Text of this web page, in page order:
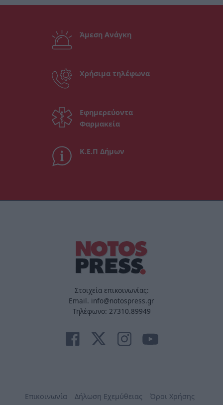
Άμεση Ανάγκη
Χρήσιμα τηλέφωνα
Εφημερεύοντα
Φαρμακεία
Κ.Ε.Π Δήμων
Στοιχεία επικοινωνίας:
Email. info@notospress.gr
Τηλέφωνο: 27310.89949
Επικοινωνία Δήλωση Εχεμύθειας Όροι Χρήσης